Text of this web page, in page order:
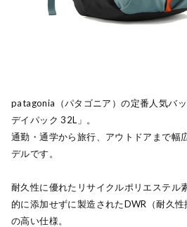
patagonia（パタゴニア）の定番人気バ
デイパック 32L」。
通勤・通学から旅行、アウトドアまで幅
デルです。
耐久性に優れたリサイクルポリエステル
的に添加せずに製造されたDWR（耐久
の高い仕様。